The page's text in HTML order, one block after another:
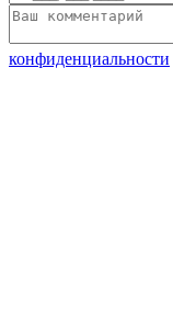
конфиденциальности